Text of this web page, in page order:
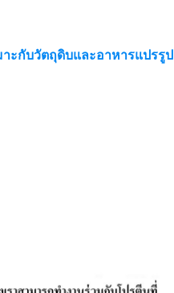
ะกับวัตถุดิบและอาหารแปรรูป